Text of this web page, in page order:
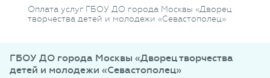
Оплата услуг ГБОУ ДО города Москвы «Дворец
творчества детей и молодежи «Севастополец»
ГБОУ ДО города Москвы «Дворец творчества
детей и молодежи «Севастополец»